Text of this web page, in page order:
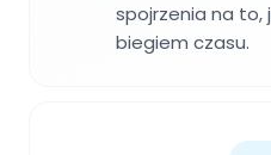
spojrzenia na to,
biegiem czasu.